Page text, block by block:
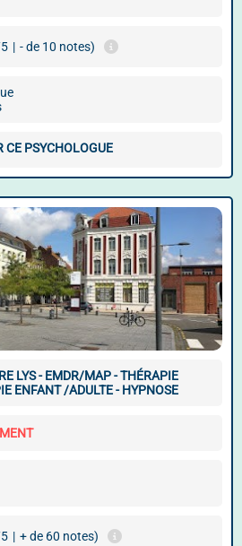
| - de 10 notes)
CE PSYCHOLOGUE
LYS - EMDR/MAP - THÉRAPIE
ENFANT /ADULTE - HYPNOSE
| + de 60 notes)